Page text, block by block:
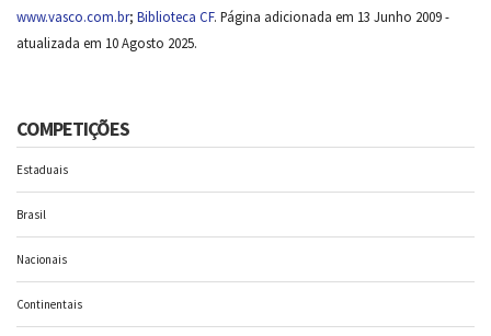
www.vasco.com.br; Biblioteca CF. Página adicionada em 13 Junho 2009 -
atualizada em 10 Agosto 2025.
COMPETIÇÕES
Estaduais
Brasil
Nacionais
Continentais